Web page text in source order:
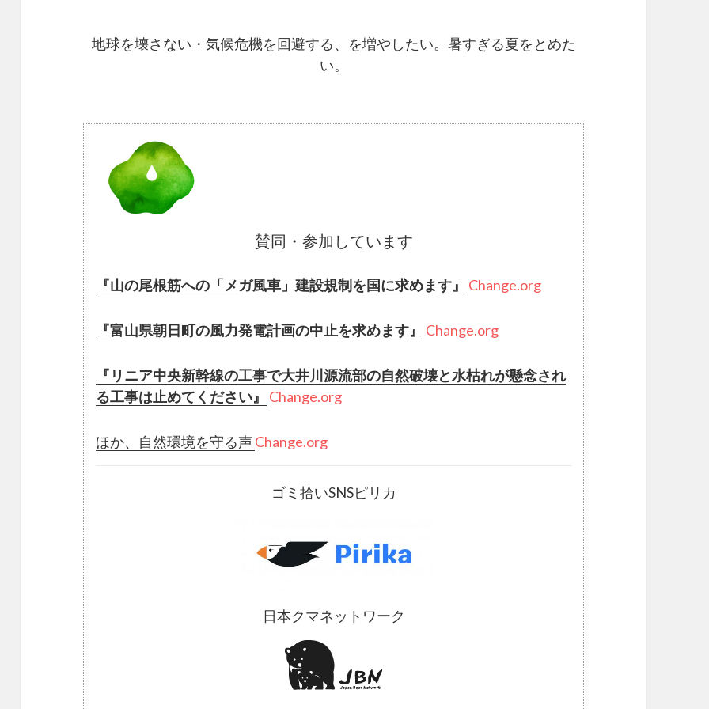
地球を壊さない・気候危機を回避する、を増やしたい。暑すぎる夏をとめた
い。
賛同・参加しています
『山の尾根筋への「メガ風車」建設規制を国に求めます』 Change.org
『富山県朝日町の風力発電計画の中止を求めます』 Change.org
『リニア中央新幹線の工事で大井川源流部の自然破壊と水枯れが懸念され
る工事は止めてください』
Change.org
ほか、自然環境を守る声Change.org
ゴミ拾いSNSピリカ
日本クマネットワーク